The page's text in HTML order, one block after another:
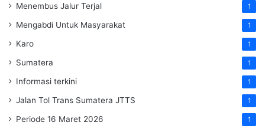
Menembus Jalur Terjal 1
Mengabdi Untuk Masyarakat 1
Karo 1
Sumatera 1
Informasi terkini 1
Jalan Tol Trans Sumatera JTTS 1
Periode 16 Maret 2026 1